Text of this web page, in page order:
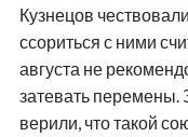
Кузнецов
ссориться с ними
августа не
затевать перемены.
верили, что такой